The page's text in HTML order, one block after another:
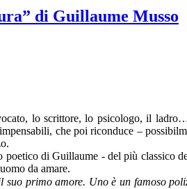
di Guillaume Musso
lo scrittore, lo psicologo, il
che poi riconduce –
poetico di Guillaume - del più classico
da amare.
primo amore. Uno è un famoso